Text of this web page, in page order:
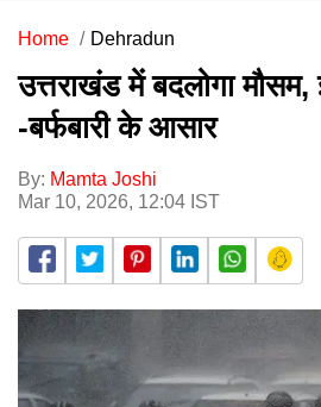
Home Dehradun
उत्तराखंड में बदलोगा मौसम,
-बर्फबारी के आसार
By: Mamta Joshi
Mar 10, 2026, 12:04 IST